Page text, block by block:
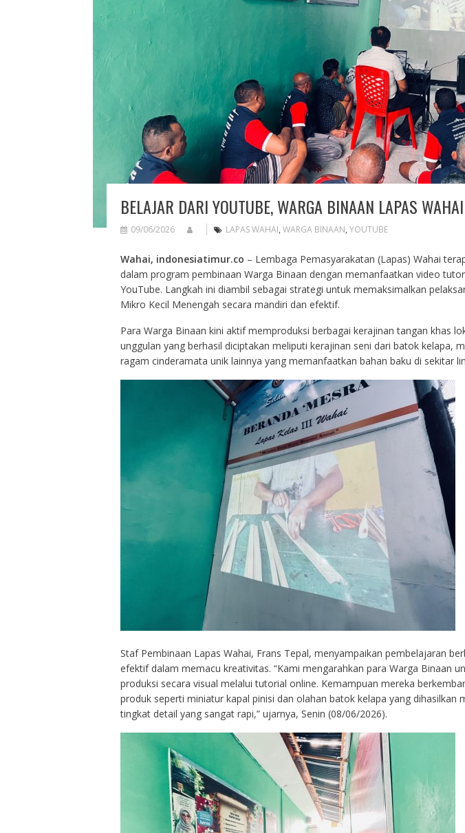
BELAJAR DARI YOUTUBE, WARGA BINAAN LAPAS
09/06/2026 LAPAS WAHAI, WARGA BINAAN, YOUTUBE
Wahai, indonesiatimur.co – Lembaga Pemasyarakatan (Lapas) Wahai
dalam program pembinaan Warga Binaan dengan memanfaatkan video
YouTube. Langkah ini diambil sebagai strategi untuk memaksimalkan
Mikro Kecil Menengah secara mandiri dan efektif.
Para Warga Binaan kini aktif memproduksi berbagai kerajinan tangan khas
unggulan yang berhasil diciptakan meliputi kerajinan seni dari batok kelapa,
ragam cinderamata unik lainnya yang memanfaatkan bahan baku di sekitar
Staf Pembinaan Lapas Wahai, Frans Tepal, menyampaikan pembelajaran
efektif dalam memacu kreativitas. “Kami mengarahkan para Warga Binaan
produksi secara visual melalui tutorial online. Kemampuan mereka
produk seperti miniatur kapal pinisi dan olahan batok kelapa yang dihasilkan
tingkat detail yang sangat rapi,” ujarnya, Senin (08/06/2026).